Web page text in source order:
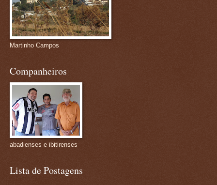
Martinho Campos
Companheiros
abadienses e ibitirenses
Lista de Postagens